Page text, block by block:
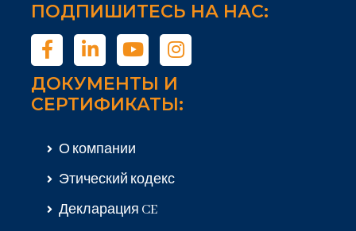
ПОДПИШИТЕСЬ НА НАС:
ДОКУМЕНТЫ И
СЕРТИФИКАТЫ:
О компании
Этический кодекс
Декларация CE